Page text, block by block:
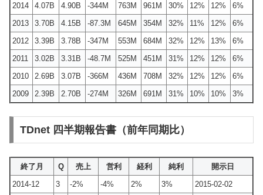
2014
4.07B 4.90B -344M 763M 961M 30% 12% 12%
6%
2013
3.70B 4.15B -87.3M 645M 354M 32% 11% 12%
6%
2012
3.39B 3.78B -347M 553M 684M 32% 12% 13%
6%
2011
3.02B 3.31B -48.7M 525M 451M 31% 12% 12%
6%
2010
2.69B 3.07B -366M 436M 708M 32% 12% 12%
6%
2009
2.39B 2.70B -274M 326M 691M 31% 10% 10% 3%
TDnet 四半期報告書（前年同期比）
終了月 Q 売上 営利 経利 純利
開示日
2014-12
3 -2% -4% 2% 3%
2015-02-02